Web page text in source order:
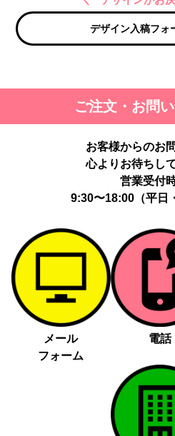
デザイン入稿フォ
ご注文・お問
お客様からのお
心よりお待ちし
営業受付
9:30〜18:00（平日
メール
フォーム
電話